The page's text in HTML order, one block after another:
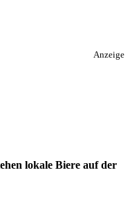
Anzeige
lokale Biere auf der